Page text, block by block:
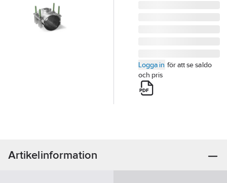
Logga in för att se saldo
och pris
Artikelinformation